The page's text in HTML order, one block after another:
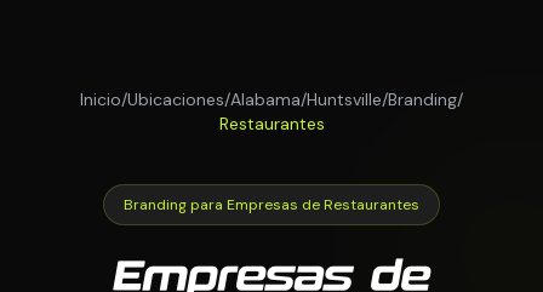
Inicio/Ubicaciones/Alabama/Huntsville/Branding/
Restaurantes
Branding para Empresas de Restaurantes
Empresas de